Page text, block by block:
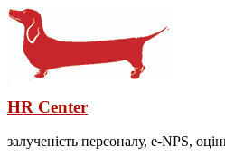
HR Center
залученість персоналу, e-NPS,